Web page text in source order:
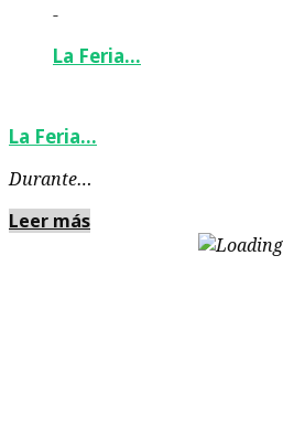
-
La Feria…
La Feria…
Durante…
Leer más